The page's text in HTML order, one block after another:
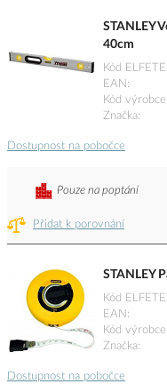
STANLEY
40cm
Kód
EAN
Kód výrobce
Značka
Dostupnost na pobočce
Přidat k porovnání
Pouze na poptání
STANLEY
Kód
EAN
Kód výrobce
Značka
Dostupnost na pobočce